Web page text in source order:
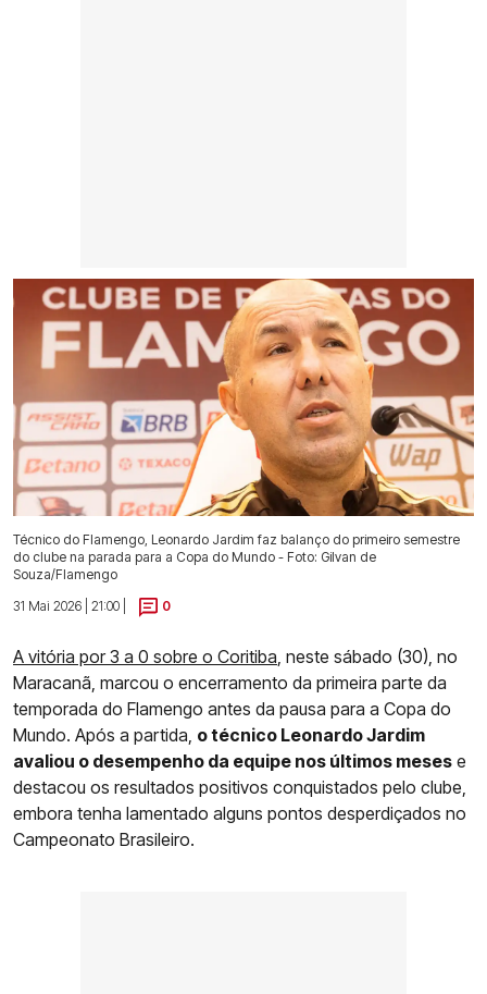
Técnico do Flamengo, Leonardo Jardim faz balanço do primeiro semestre
do clube na parada para a Copa do Mundo - Foto: Gilvan de
Souza/Flamengo
31 Mai 2026 | 21:00 |
0
A vitória por 3 a 0 sobre o Coritiba , neste sábado (30), no
Maracanã, marcou o encerramento da primeira parte da
temporada do Flamengo antes da pausa para a Copa do
Mundo. Após a partida, o técnico Leonardo Jardim
avaliou o desempenho da equipe nos últimos meses e
destacou os resultados positivos conquistados pelo clube,
embora tenha lamentado alguns pontos desperdiçados no
Campeonato Brasileiro.